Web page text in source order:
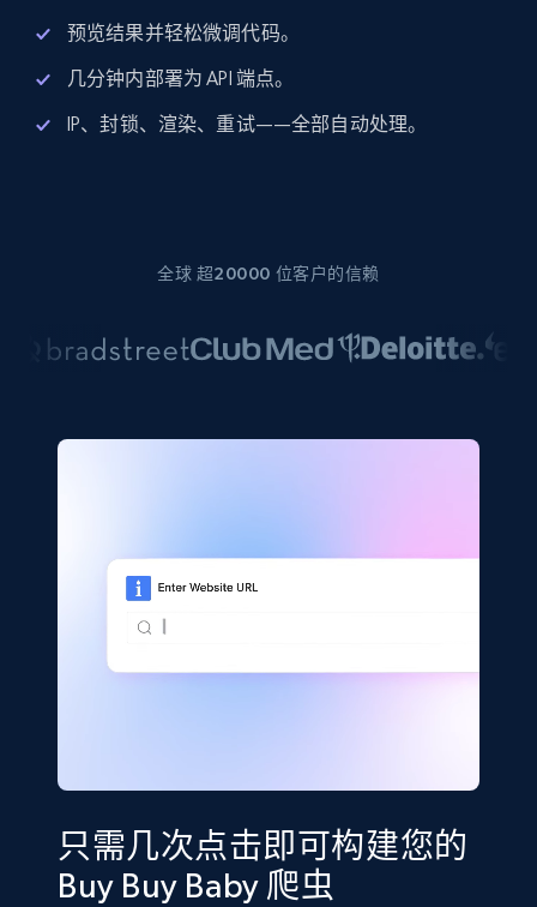
预览结果并轻松微调代码。
几分钟内部署为 API 端点。
IP、封锁、渲染、重试——全部自动处理。
全球 超20000 位客户的信赖
只需几次点击即可构建您的
Buy Buy Baby 爬虫